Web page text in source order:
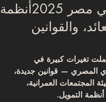
العقاري في مصر 2025أنظمة
والقوانين
2025 عملت تغيرات كبيرة في
المصري — قوانين جديدة،
المجتمعات العمرانية،
التمويل.